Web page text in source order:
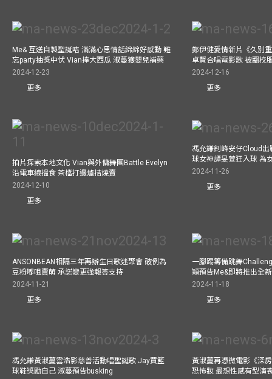
Me& 互送自製聖誕咭 滿滿心思情話綿綿好感動 難
忘party抽獎中伏 Vian捧大西瓜 淑蔓獲嬰兒補藥
2024-12-23
更多
鄭伊健愛情新片《久別
卓賢合唱電影歌 被翻校
2024-12-16
更多
拍片探索本地文化 Vian與外傭舞團Battle Evelyn
沿電車線搵食 茶檔打邊爐拮燒賣
2024-12-10
更多
馮允謙釗峰安仔Cloud
球女神譚旻萱狂入球 為
2024-11-26
更多
ANSONBEAN相隔三年再辦生日歌迷聚會 破例為
豆粉嘟咀賣萌 承諾變更強報答支持
2024-11-21
更多
一腳踢籌備跳舞
穎預告Me&即將推出全
2024-11-18
更多
馮允謙黃淑蔓雲浩影慈善活動唱聖誕歌 Jay買籃
球鞋獎勵自己 淑蔓預告busking
黃淑蔓再憑微電影《深
恐怖妝 最想性感有型演